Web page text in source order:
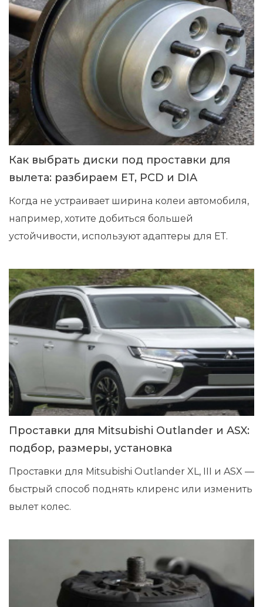
Как выбрать диски под проставки для
вылета: разбираем ET, PCD и DIA
Когда не устраивает ширина колеи автомобиля,
например, хотите добиться большей
устойчивости, используют адаптеры для ЕТ.
Проставки для Mitsubishi Outlander и ASX:
подбор, размеры, установка
Проставки для Mitsubishi Outlander XL, III и ASX —
быстрый способ поднять клиренс или изменить
вылет колес.